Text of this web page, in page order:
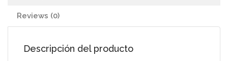
Reviews (0)
Descripción del producto